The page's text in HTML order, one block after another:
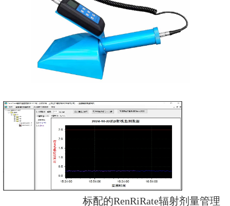
过配套的 RenRiRate辐射剂量管理
数据读出后分析。是环境实验室
生物学、放射化学、核原料使用
行α、β(γ)辐射表面污染检测的理